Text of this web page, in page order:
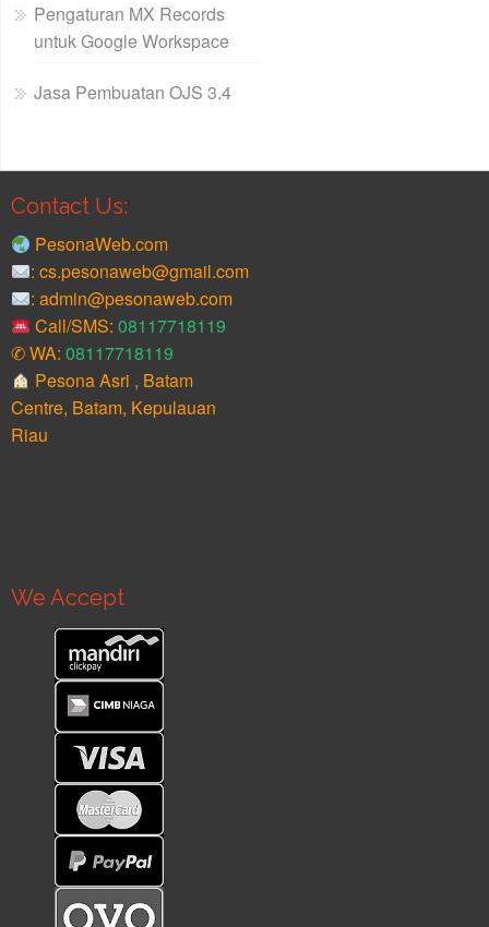
Pengaturan MX Records
untuk Google Workspace
Jasa Pembuatan OJS 3.4
Contact Us:
PesonaWeb.com
: cs.pesonaweb@gmail.com
: admin@pesonaweb.com
Call/SMS:08117718119
✆ WA: 08117718119
Pesona Asri , Batam
Centre, Batam, Kepulauan
Riau
We Accept